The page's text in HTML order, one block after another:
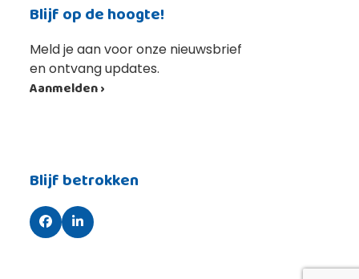
Blijf op de hoogte!
Meld je aan voor onze nieuwsbrief
en ontvang updates.
Aanmelden ›
Blijf betrokken
FacebookLinkedIn